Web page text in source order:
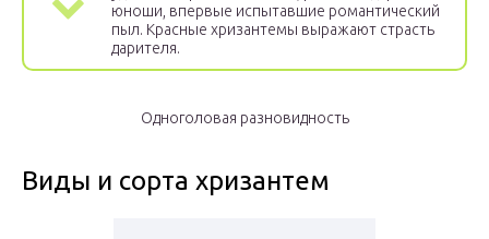
юноши, впервые испытавшие романтический
пыл. Красные хризантемы выражают страсть
дарителя.
Одноголовая разновидность
Виды и сорта хризантем